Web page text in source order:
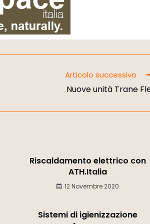
Articolo successivo
Nuove unità Trane
Riscaldamento elettrico con
ATH.Italia
12 Novembre 2020
Sistemi di igienizzazione